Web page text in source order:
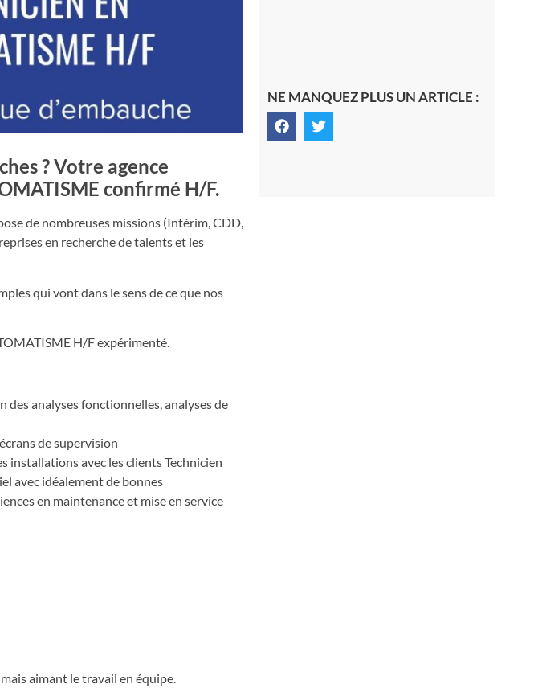
? Votre agence
confirmé H/F.
de nombreuses missions (Intérim, CDD,
en recherche de talents et les
qui vont dans le sens de ce que nos
H/F expérimenté.
des analyses fonctionnelles, analyses de
de supervision
installations avec les clients Technicien
avec idéalement de bonnes
en maintenance et mise en service
aimant le travail en équipe.
NE MANQUEZ PLUS UN ARTICLE :